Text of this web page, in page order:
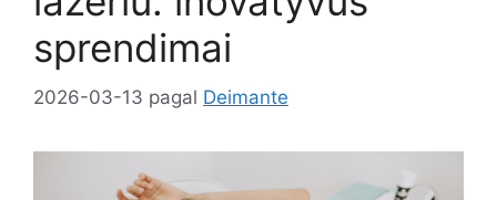
sprendimai
2026-03-13 pagal Deimante